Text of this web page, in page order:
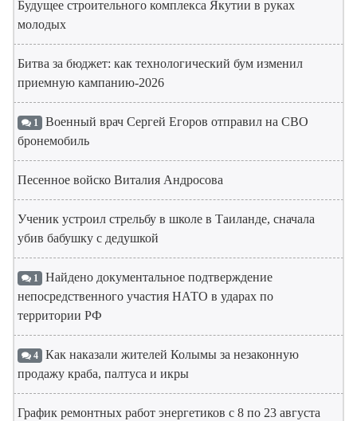
Будущее строительного комплекса Якутии в руках
молодых
Битва за бюджет: как технологический бум изменил
приемную кампанию-2026
1 Военный врач Сергей Егоров отправил на СВО
бронемобиль
Песенное войско Виталия Андросова
Ученик устроил стрельбу в школе в Таиланде, сначала
убив бабушку с дедушкой
1 Найдено документальное подтверждение
непосредственного участия НАТО в ударах по
территории РФ
4 Как наказали жителей Колымы за незаконную
продажу краба, палтуса и икры
График ремонтных работ энергетиков с 8 по 23 августа